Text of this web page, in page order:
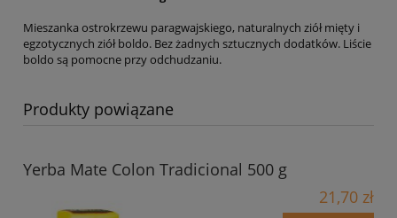
Mieszanka ostrokrzewu paragwajskiego, naturalnych ziół mięty i
egzotycznych ziół boldo. Bez żadnych sztucznych dodatków. Liście
boldo są pomocne przy odchudzaniu.
Produkty powiązane
Yerba Mate Colon Tradicional 500 g
21,70 zł